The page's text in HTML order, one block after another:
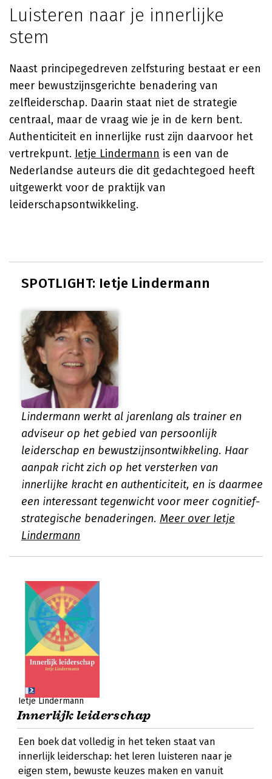
Luisteren naar je innerlijke
stem
Naast principegedreven zelfsturing bestaat er een
meer bewustzijnsgerichte benadering van
zelfleiderschap. Daarin staat niet de strategie
centraal, maar de vraag wie je in de kern bent.
Authenticiteit en innerlijke rust zijn daarvoor het
vertrekpunt. Ietje Lindermann is een van de
Nederlandse auteurs die dit gedachtegoed heeft
uitgewerkt voor de praktijk van
leiderschapsontwikkeling.
SPOTLIGHT: Ietje Lindermann
Lindermann werkt al jarenlang als trainer en
adviseur op het gebied van persoonlijk
leiderschap en bewustzijnsontwikkeling. Haar
aanpak richt zich op het versterken van
innerlijke kracht en authenticiteit, en is daarmee
een interessant tegenwicht voor meer cognitief-
strategische benaderingen. Meer over Ietje
Lindermann
Ietje Lindermann
Innerlijk leiderschap
Een boek dat volledig in het teken staat van
innerlijk leiderschap: het leren luisteren naar je
eigen stem, bewuste keuzes maken en vanuit